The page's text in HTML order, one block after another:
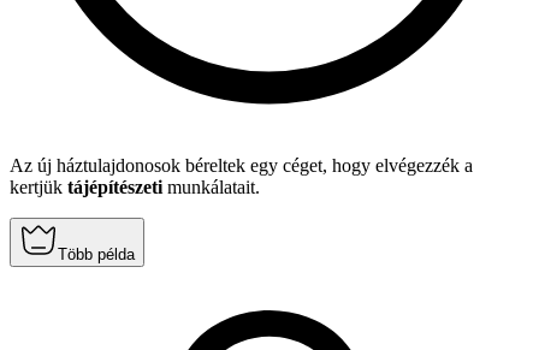
Az új háztulajdonosok béreltek egy céget, hogy elvégezzék a
kertjük tájépítészeti munkálatait.
Több példa